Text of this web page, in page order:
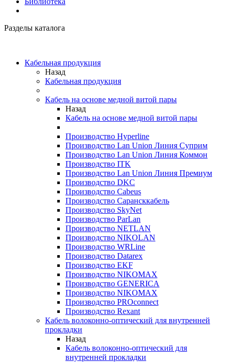
Разделы каталога
Кабельная продукция
Назад
Кабельная продукция
Кабель на основе медной витой пары
Назад
Кабель на основе медной витой пары
Производство Hyperline
Производство Lan Union Линия Суприм
Производство Lan Union Линия Коммон
Производство ITK
Производство Lan Union Линия Премиум
Производство DKC
Производство Cabeus
Производство Сарансккабель
Производство SkyNet
Производство ParLan
Производство NETLAN
Производство NIKOLAN
Производство WRLine
Производство Datarex
Производство EKF
Производство NIKOMAX
Производство GENERICA
Производство NIKOMAX
Производство PROconnect
Производство Rexant
Кабель волоконно-оптический для внутренней
прокладки
Назад
Кабель волоконно-оптический для
внутренней прокладки